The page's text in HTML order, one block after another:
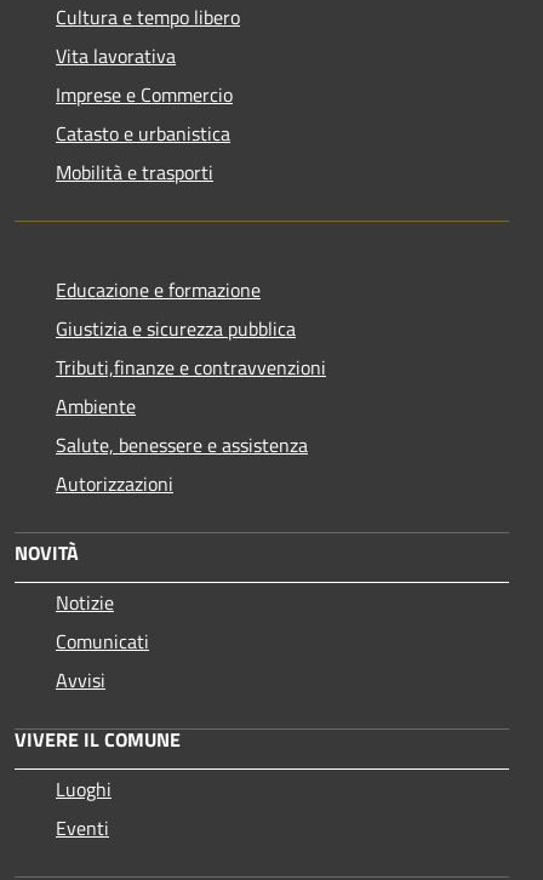
Cultura e tempo libero
Vita lavorativa
Imprese e Commercio
Catasto e urbanistica
Mobilità e trasporti
Educazione e formazione
Giustizia e sicurezza pubblica
Tributi,finanze e contravvenzioni
Ambiente
Salute, benessere e assistenza
Autorizzazioni
NOVITÀ
Notizie
Comunicati
Avvisi
VIVERE IL COMUNE
Luoghi
Eventi